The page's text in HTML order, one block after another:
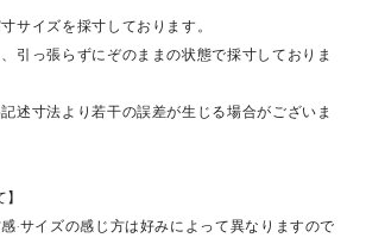
サイズを採寸しております。
引っ張らずにぞのままの状態で採寸しておりま
述寸法より若干の誤差が生じる場合がございま
·サイズの感じ方は好みによって異なりますので